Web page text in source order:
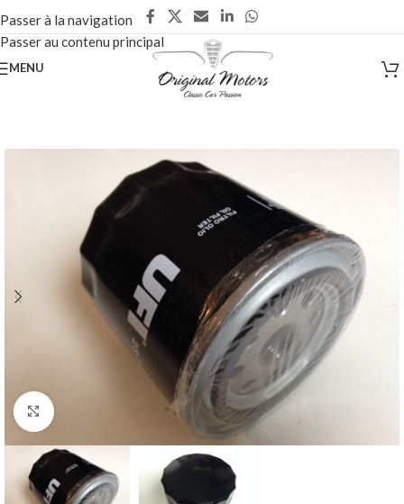
Passer à la navigation
Passer au contenu principal
MENU
Cliquez pour agrandir